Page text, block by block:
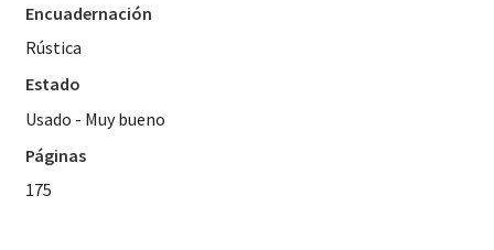
Encuadernación
Rústica
Estado
Usado - Muy bueno
Páginas
175